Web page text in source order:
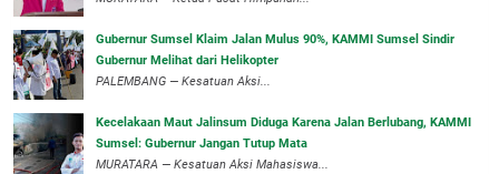
‎Gubernur Sumsel Klaim Jalan Mulus 90%, KAMMI Sumsel Sindir
Gubernur Melihat dari Helikopter
‎PALEMBANG — Kesatuan Aksi...
‎Kecelakaan Maut Jalinsum Diduga Karena Jalan Berlubang, KAMMI
Sumsel: Gubernur Jangan Tutup Mata
‎MURATARA — Kesatuan Aksi Mahasiswa...